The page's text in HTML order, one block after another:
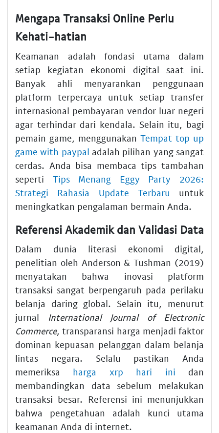
Mengapa Transaksi Online Perlu
Kehati-hatian
Keamanan adalah fondasi utama dalam
setiap kegiatan ekonomi digital saat ini.
Banyak ahli menyarankan penggunaan
platform terpercaya untuk setiap transfer
internasional pembayaran vendor luar negeri
agar terhindar dari kendala. Selain itu, bagi
pemain game, menggunakan Tempat top up
game with paypal adalah pilihan yang sangat
cerdas. Anda bisa membaca tips tambahan
seperti Tips Menang Eggy Party 2026:
Strategi Rahasia Update Terbaru untuk
meningkatkan pengalaman bermain Anda.
Referensi Akademik dan Validasi Data
Dalam dunia literasi ekonomi digital,
penelitian oleh Anderson & Tushman (2019)
menyatakan bahwa inovasi platform
transaksi sangat berpengaruh pada perilaku
belanja daring global. Selain itu, menurut
jurnal
International Journal of Electronic
Commerce, transparansi harga menjadi faktor
dominan kepuasan pelanggan dalam belanja
lintas negara. Selalu pastikan Anda
memeriksa harga xrp hari ini dan
membandingkan data sebelum melakukan
transaksi besar. Referensi ini menunjukkan
bahwa pengetahuan adalah kunci utama
keamanan Anda di internet.